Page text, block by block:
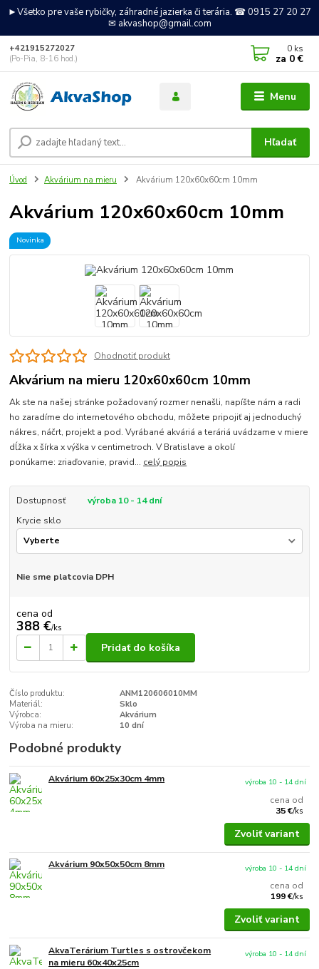
►Všetko pre vaše rybičky, záhradné jazierka či terária. ☎ 0915 27 20 27
✉ akvashop@gmail.com
Menu
Hľadať
+421915272027
(Po-Pia, 8-16 hod.)
0 ks
za 0 €
Úvod Akvárium na mieru Akvárium 120x60x60cm 10mm
Akvárium 120x60x60cm 10mm
Novinka
Ohodnotiť produkt
Akvárium na mieru 120x60x60cm 10mm
Ak ste na našej stránke požadovaný rozmer nenašli, napíšte nám a radi
ho zaradíme do internetového obchodu, môžete pripojiť aj jednoduchý
nákres, náčrt, projekt a pod. Vyrábané akváriá a teráriá uvádzame v miere
dĺžka x šírka x výška v centimetroch. V Bratislave a okolí
ponúkame: zriaďovanie, pravid... celý popis
Dostupnosť
výroba 10 - 14 dní
Krycie sklo
Nie sme platcovia DPH
cena od
388 €/ks
Pridať do košíka
Číslo produktu:
ANM120606010MM
Materiál:
Sklo
Výrobca:
Akvárium
Výroba na mieru:
10 dní
Podobné produkty
Akvárium 60x25x30cm 4mm
cena od
35 €/ks
výroba 10 - 14 dní
Zvoliť variant
Akvárium 90x50x50cm 8mm
cena od
199 €/ks
výroba 10 - 14 dní
Zvoliť variant
AkvaTerárium Turtles s ostrovčekom
na mieru 60x40x25cm
výroba 10 - 14 dní